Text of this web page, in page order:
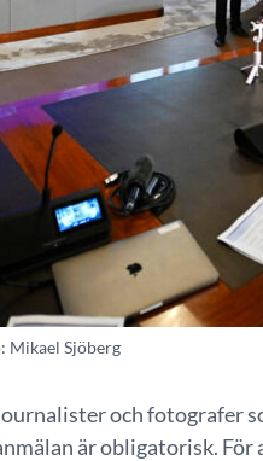
Mikael Sjöberg
och fotografer
är obligatorisk.